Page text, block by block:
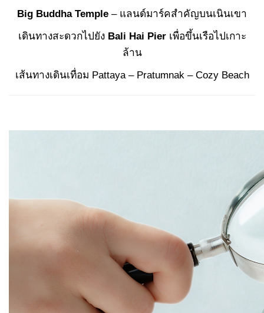
Big Buddha Temple – แลนด์มาร์คสำคัญบนเนินเขา
เดินทางสะดวกไปยัง Bali Hai Pierเพื่อขึ้นเรือไปเกาะ
ล้าน
เส้นทางเดินเทื่อม Pattaya – Pratumnak – Cozy Beach